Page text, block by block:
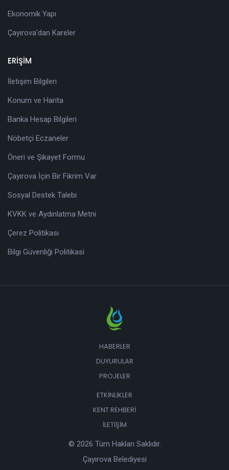
Ekonomik Yapı
Çayırova'dan Kareler
ERİŞİM
İletişim Bilgileri
Konum ve Harita
Banka Hesap Bilgileri
Nöbetçi Eczaneler
Öneri ve Şikayet Formu
Çayırova İçin Bir Fikrim Var
Sosyal Destek Talebi
KVKK ve Aydınlatma Metni
Çerez Politikası
Bilgi Güvenliği Politikasi
HABERLER
DUYURULAR
PROJELER
ETKINLIKLER
KENT REHBERI
İLETIŞIM
© 2026 Tüm Hakları Saklıdır.
Çayırova Belediyesi